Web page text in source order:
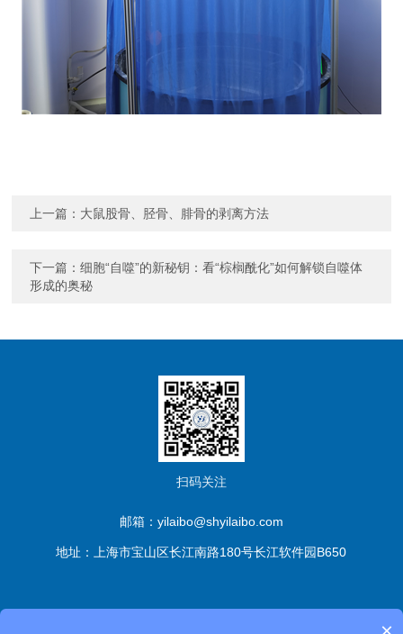
上一篇： 大鼠股骨、胫骨、腓骨的剥离方法
下一篇：细胞“自噬”的新秘钥：看“棕榈酰化”如何解锁自噬体
形成的奥秘
扫码关注
邮箱：yilaibo@shyilaibo.com
地址：上海市宝山区长江南路180号长江软件园B650